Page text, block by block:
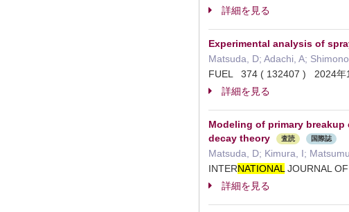
詳細を見る
Experimental analysis of
Matsuda, D; Adachi, A;
FUEL 374 ( 132407 ) 2024
詳細を見る
Modeling of primary
decay theory
査読 国際誌
Matsuda, D; Kimura, I;
INTERNATIONAL JOURNAL
詳細を見る